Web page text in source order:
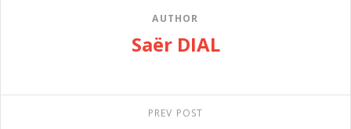
AUTHOR
Saër DIAL
PREV POST